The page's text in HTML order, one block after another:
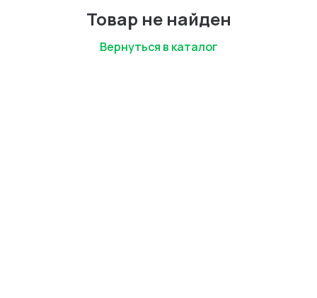
Товар не найден
Вернуться в каталог